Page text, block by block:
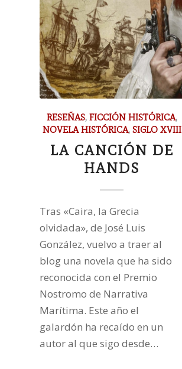
RESEÑAS, FICCIÓN HISTÓRICA,
NOVELA HISTÓRICA, SIGLO XVIII
LA CANCIÓN DE
HANDS
Tras «Caira, la Grecia
olvidada», de José Luis
González, vuelvo a traer al
blog una novela que ha sido
reconocida con el Premio
Nostromo de Narrativa
Marítima. Este año el
galardón ha recaído en un
autor al que sigo desde…